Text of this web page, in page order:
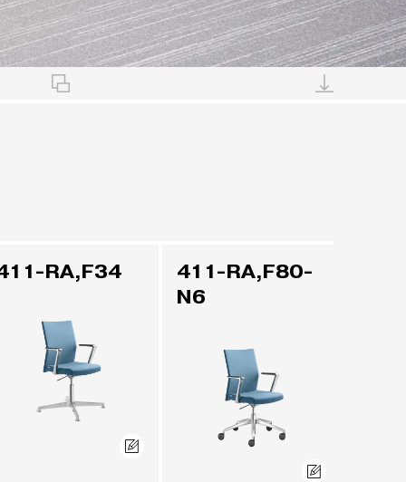
RA,F34
411-RA,F80-
N6